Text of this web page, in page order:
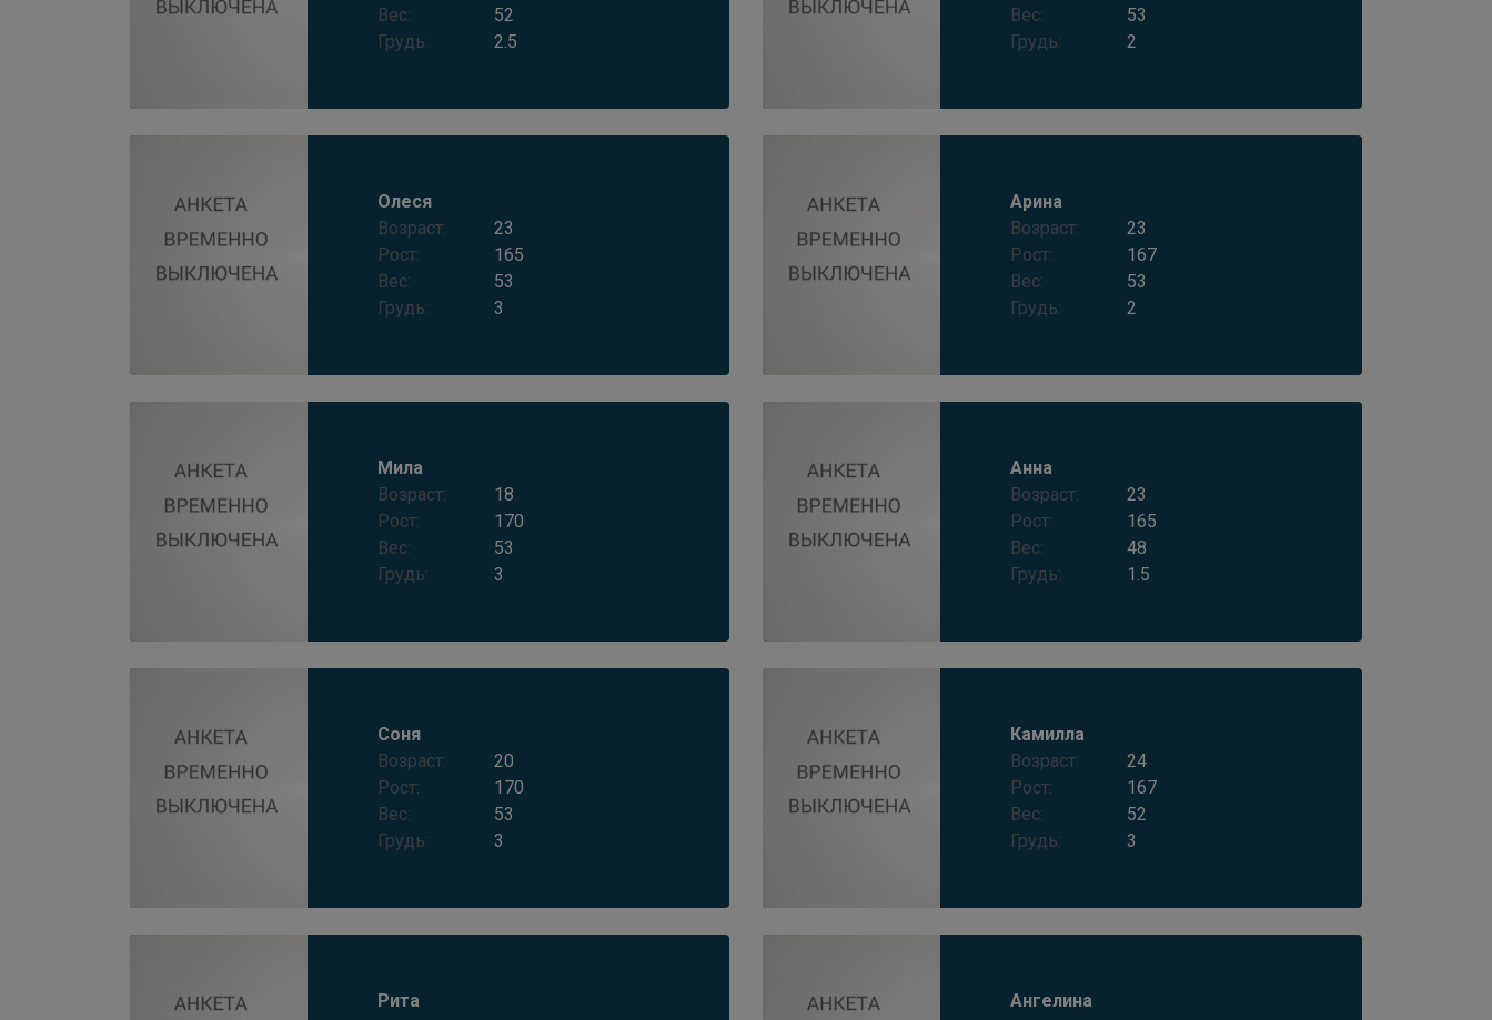
Вес:
52
Грудь:
2.5
Вес:
53
Грудь:
2
Олеся
Возраст:
23
Рост:
165
Вес:
53
Грудь:
3
Арина
Возраст:
23
Рост:
167
Вес:
53
Грудь:
2
Мила
Возраст:
18
Рост:
170
Вес:
53
Грудь:
3
Анна
Возраст:
23
Рост:
165
Вес:
48
Грудь:
1.5
Соня
Возраст:
20
Рост:
170
Вес:
53
Грудь:
3
Камилла
Возраст:
24
Рост:
167
Вес:
52
Грудь:
3
Рита
Ангелина